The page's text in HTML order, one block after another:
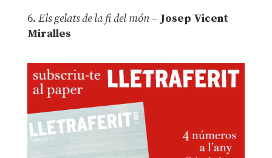
6. Els gelats de la fi del món – Josep Vicent
Miralles